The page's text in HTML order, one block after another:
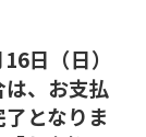
日（日）
、お支払
となりま